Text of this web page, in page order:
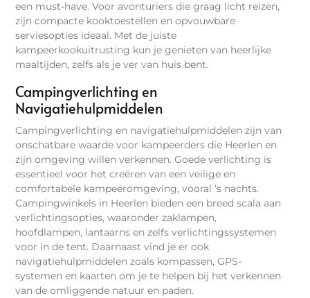
een must-have. Voor avonturiers die graag licht reizen,
zijn compacte kooktoestellen en opvouwbare
serviesopties ideaal. Met de juiste
kampeerkookuitrusting kun je genieten van heerlijke
maaltijden, zelfs als je ver van huis bent.
Campingverlichting en
Navigatiehulpmiddelen
Campingverlichting en navigatiehulpmiddelen zijn van
onschatbare waarde voor kampeerders die Heerlen en
zijn omgeving willen verkennen. Goede verlichting is
essentieel voor het creëren van een veilige en
comfortabele kampeeromgeving, vooral ‘s nachts.
Campingwinkels in Heerlen bieden een breed scala aan
verlichtingsopties, waaronder zaklampen,
hoofdlampen, lantaarns en zelfs verlichtingssystemen
voor in de tent. Daarnaast vind je er ook
navigatiehulpmiddelen zoals kompassen, GPS-
systemen en kaarten om je te helpen bij het verkennen
van de omliggende natuur en paden.